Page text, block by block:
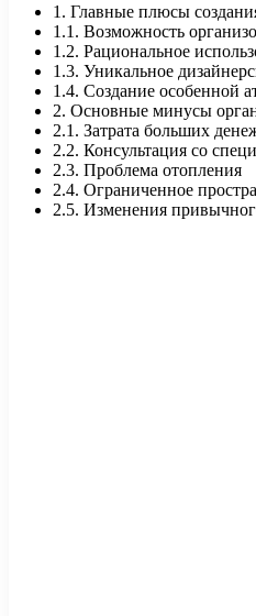
1. Главные плюсы
1.1. Возможность
1.2. Рациональное
1.3. Уникальное
1.4. Создание особенной
2. Основные минусы
2.1. Затрата больших
2.2. Консультация со
2.3. Проблема отопления
2.4. Ограниченное
2.5. Изменения